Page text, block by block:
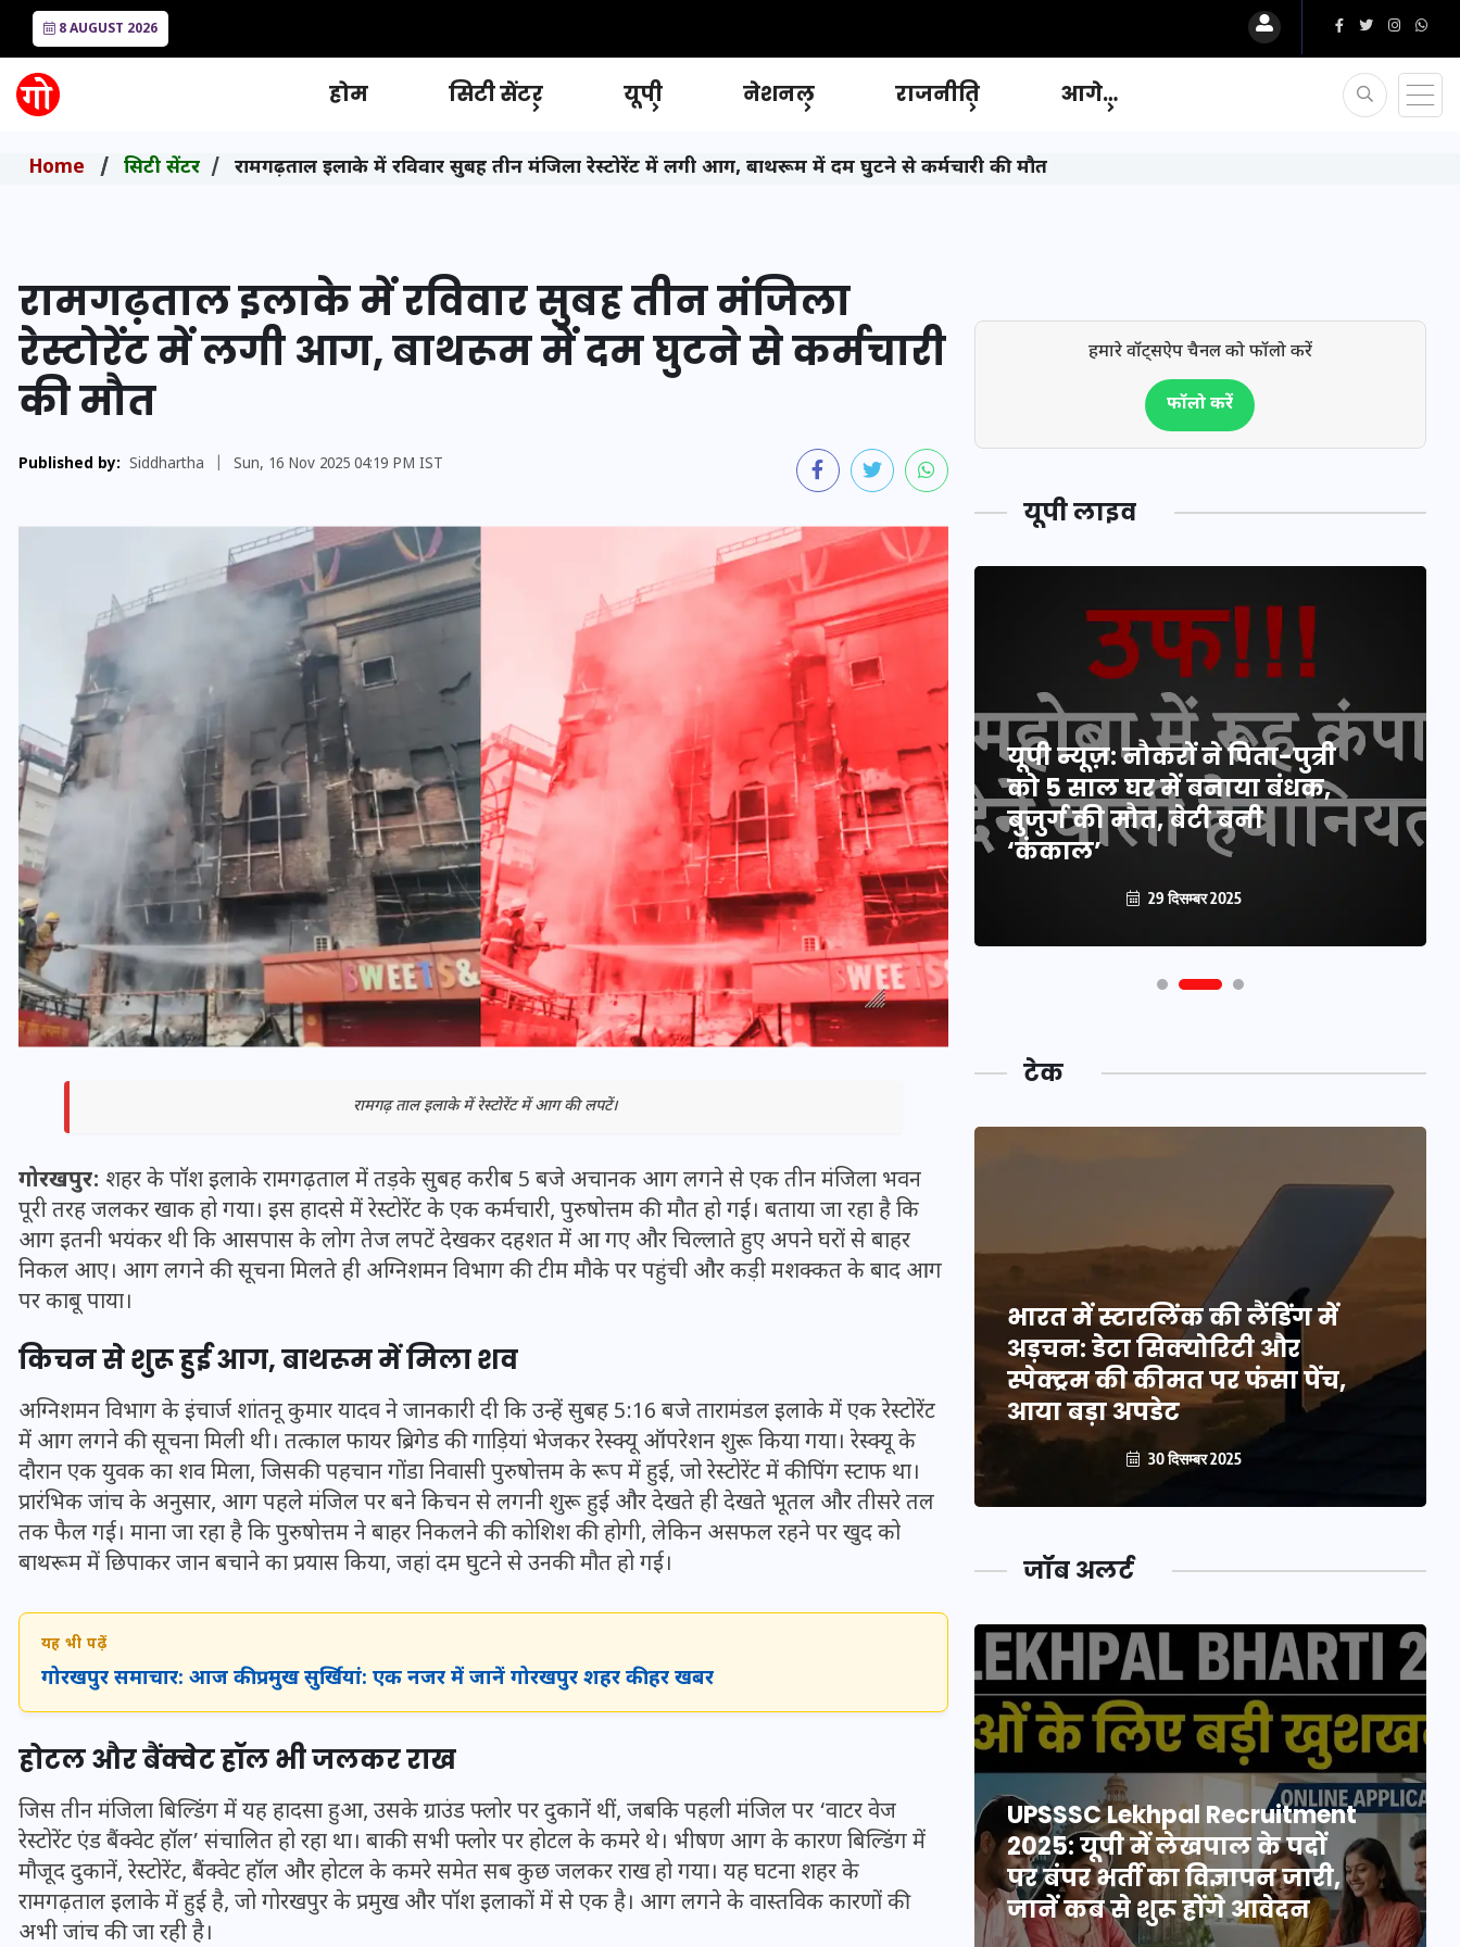
8 AUGUST 2026
होम सिटी सेंटर यूपी नेशनल राजनीति आगे…
Home सिटी सेंटर रामगढ़ताल इलाके में रविवार सुबह तीन मंजिला रेस्टोरेंट में लगी आग, बाथरूम में दम घुटने से कर्मचारी की मौत
रामगढ़ताल इलाके में रविवार सुबह तीन मंजिला
रेस्टोरेंट में लगी आग, बाथरूम में दम घुटने से कर्मचारी
की मौत
Published by: Siddhartha Sun, 16 Nov 2025 04:19 PM IST
रामगढ़ ताल इलाके में रेस्टोरेंट में आग की लपटें।
गोरखपुर: शहर के पॉश इलाके रामगढ़ताल में तड़के सुबह करीब 5 बजे अचानक आग लगने से एक तीन मंजिला भवन
पूरी तरह जलकर खाक हो गया। इस हादसे में रेस्टोरेंट के एक कर्मचारी, पुरुषोत्तम की मौत हो गई। बताया जा रहा है कि
आग इतनी भयंकर थी कि आसपास के लोग तेज लपटें देखकर दहशत में आ गए और चिल्लाते हुए अपने घरों से बाहर
निकल आए। आग लगने की सूचना मिलते ही अग्निशमन विभाग की टीम मौके पर पहुंची और कड़ी मशक्कत के बाद आग
पर काबू पाया।
किचन से शुरू हुई आग, बाथरूम में मिला शव
अग्निशमन विभाग के इंचार्ज शांतनू कुमार यादव ने जानकारी दी कि उन्हें सुबह 5:16 बजे तारामंडल इलाके में एक रेस्टोरेंट
में आग लगने की सूचना मिली थी। तत्काल फायर ब्रिगेड की गाड़ियां भेजकर रेस्क्यू ऑपरेशन शुरू किया गया। रेस्क्यू के
दौरान एक युवक का शव मिला, जिसकी पहचान गोंडा निवासी पुरुषोत्तम के रूप में हुई, जो रेस्टोरेंट में कीपिंग स्टाफ था।
प्रारंभिक जांच के अनुसार, आग पहले मंजिल पर बने किचन से लगनी शुरू हुई और देखते ही देखते भूतल और तीसरे तल
तक फैल गई। माना जा रहा है कि पुरुषोत्तम ने बाहर निकलने की कोशिश की होगी, लेकिन असफल रहने पर खुद को
बाथरूम में छिपाकर जान बचाने का प्रयास किया, जहां दम घुटने से उनकी मौत हो गई।
यह भी पढ़ें
गोरखपुर समाचार: आज की प्रमुख सुर्खियां: एक नजर में जानें गोरखपुर शहर की हर खबर
होटल और बैंक्वेट हॉल भी जलकर राख
जिस तीन मंजिला बिल्डिंग में यह हादसा हुआ, उसके ग्राउंड फ्लोर पर दुकानें थीं, जबकि पहली मंजिल पर ‘वाटर वेज
रेस्टोरेंट एंड बैंक्वेट हॉल’ संचालित हो रहा था। बाकी सभी फ्लोर पर होटल के कमरे थे। भीषण आग के कारण बिल्डिंग में
मौजूद दुकानें, रेस्टोरेंट, बैंक्वेट हॉल और होटल के कमरे समेत सब कुछ जलकर राख हो गया। यह घटना शहर के
रामगढ़ताल इलाके में हुई है, जो गोरखपुर के प्रमुख और पॉश इलाकों में से एक है। आग लगने के वास्तविक कारणों की
अभी जांच की जा रही है।
हमारे वॉट्सऐप चैनल को फॉलो करें
फॉलो करें
यूपी लाइव
यूपी लेखपाल भर्ती: ओबीसी को
मिली बड़ी राहत, 2158 पदों पर
बंपर वैकेंसी, जनरल कोटे में भारी
कटौती
29 दिसम्बर 2025
वोटर लिस्ट पुनरीक्षण कार्यक्रम में
हुआ बदलाव, देखें नई तारीखों की
पूरी लिस्ट
30 दिसम्बर 2025
यूपी न्यूज़: नौकरों ने पिता-पुत्री
को 5 साल घर में बनाया बंधक,
बुजुर्ग की मौत, बेटी बनी
‘कंकाल’
29 दिसम्बर 2025
टेक
भारत में स्टारलिंक की लैंडिंग में
अड़चन: डेटा सिक्योरिटी और
स्पेक्ट्रम की कीमत पर फंसा पेंच,
आया बड़ा अपडेट
30 दिसम्बर 2025
आया बड़ा अपडेट
30 दिसम्बर 2025
भारत में स्टारलिंक की लैंडिंग में
अड़चन: डेटा सिक्योरिटी और
स्पेक्ट्रम की कीमत पर फंसा पेंच,
आया बड़ा अपडेट
30 दिसम्बर 2025
जॉब अलर्ट
UPSSSC Lekhpal Recruitment
2025: यूपी में लेखपाल के पदों
पर बंपर भर्ती का विज्ञापन जारी,
जानें कब से शुरू होंगे आवेदन
UPSSSC Lekhpal Recruitment
2025: यूपी में लेखपाल के पदों
पर बंपर भर्ती का विज्ञापन जारी,
जानें कब से शुरू होंगे आवेदन
UPSSSC Lekhpal Recruitment
2025: यूपी में लेखपाल के पदों
पर बंपर भर्ती का विज्ञापन जारी,
जानें कब से शुरू होंगे आवेदन